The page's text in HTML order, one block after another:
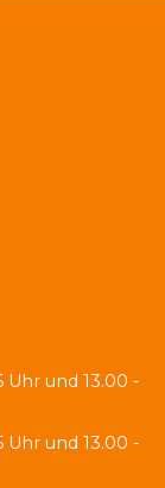
Uhr und 13.00 -
Uhr und 13.00 -